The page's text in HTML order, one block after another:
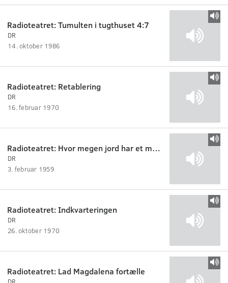
Radioteatret: Tumulten i tugthuset 4:7
DR
14. oktober 1986
Radioteatret: Retablering
DR
16. februar 1970
Radioteatret: Hvor megen jord har et menneske nødig?
DR
3. februar 1959
Radioteatret: Indkvarteringen
DR
26. oktober 1970
Radioteatret: Lad Magdalena fortælle